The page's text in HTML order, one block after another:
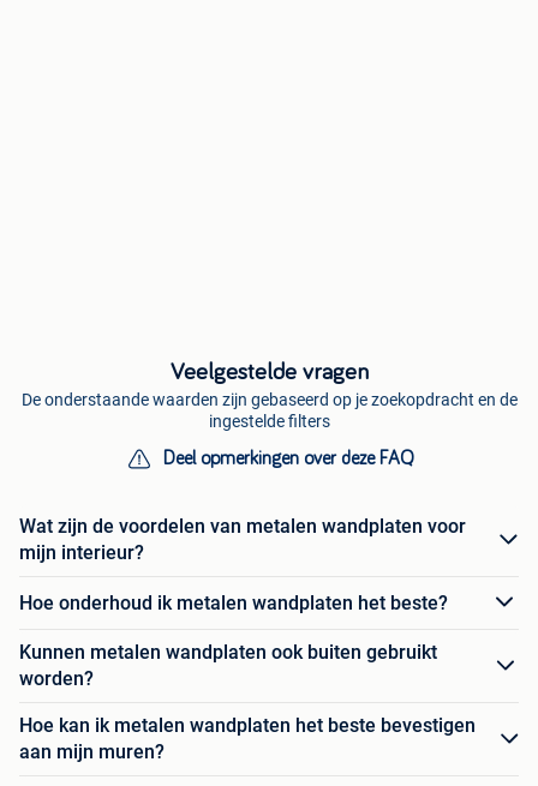
Veelgestelde vragen
De onderstaande waarden zijn gebaseerd op je zoekopdracht en de
ingestelde filters
Deel opmerkingen over deze FAQ
Wat zijn de voordelen van metalen wandplaten voor
mijn interieur?
Hoe onderhoud ik metalen wandplaten het beste?
Kunnen metalen wandplaten ook buiten gebruikt
worden?
Hoe kan ik metalen wandplaten het beste bevestigen
aan mijn muren?